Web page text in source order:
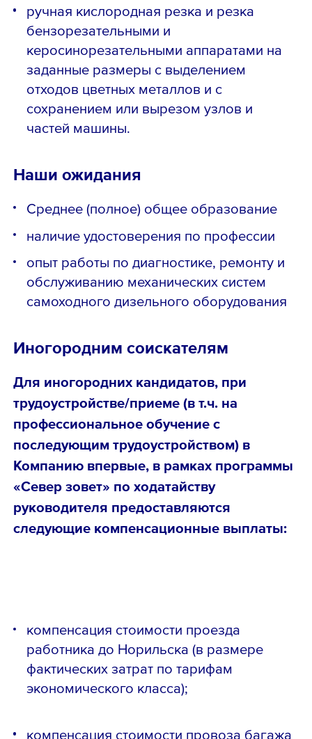
ручная кислородная резка и резка
бензорезательными и
керосинорезательными аппаратами на
заданные размеры с выделением
отходов цветных металлов и с
сохранением или вырезом узлов и
частей машины.
Наши ожидания
Среднее (полное) общее образование
наличие удостоверения по профессии
опыт работы по диагностике, ремонту и
обслуживанию механических систем
самоходного дизельного оборудования
Иногородним соискателям
Для иногородних кандидатов, при
трудоустройстве/приеме (в т.ч. на
профессиональное обучение с
последующим трудоустройством) в
Компанию впервые, в рамках программы
«Север зовет» по ходатайству
руководителя предоставляются
следующие компенсационные выплаты:
компенсация стоимости проезда
работника до Норильска (в размере
фактических затрат по тарифам
экономического класса);
компенсация стоимости провоза багажа